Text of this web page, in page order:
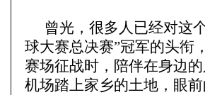
曾光，很多人已经对这
球大赛总决赛”冠军的头衔
赛场征战时，陪伴在身边
机场踏上家乡的土地，眼